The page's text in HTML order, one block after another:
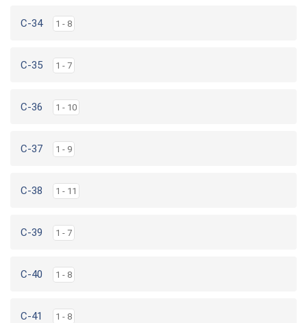
C-34 1 - 8
C-35 1 - 7
C-36 1 - 10
C-37 1 - 9
C-38 1 - 11
C-39 1 - 7
C-40 1 - 8
C-41 1 - 8